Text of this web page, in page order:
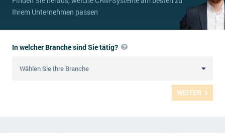
Ihrem Unternehmen passen
WEITER
In welcher Branche sind Sie tätig?